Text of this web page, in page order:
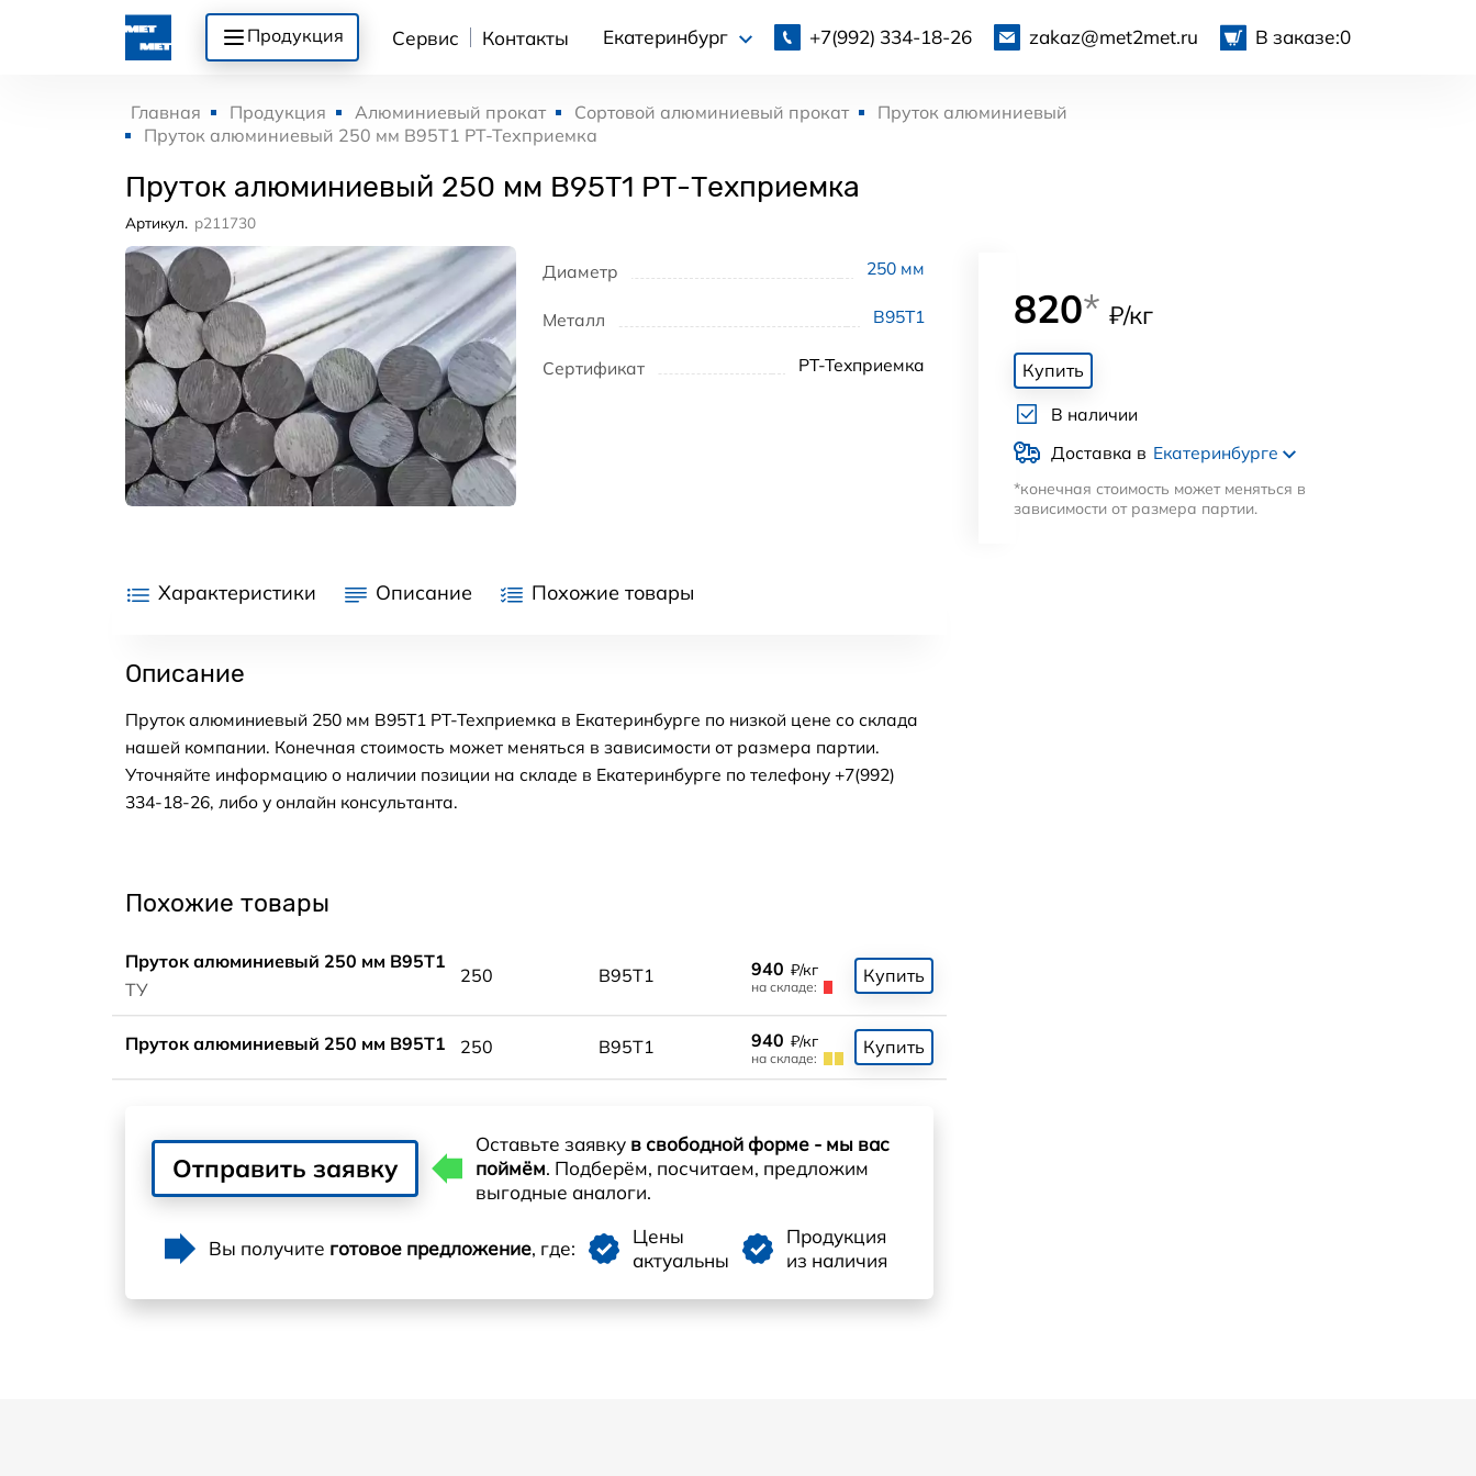
Продукция Сервис Контакты Екатеринбург +7(992) 334-18-26 zakaz@met2met.ru В заказе:0
Главная Продукция Алюминиевый прокат Сортовой алюминиевый прокат
Пруток алюминиевый
Пруток алюминиевый 250 мм В95Т1 РТ-Техприемка
Пруток алюминиевый 250 мм В95Т1 РТ-Техприемка
Артикул. p211730
Диаметр 250 мм
Металл В95Т1
Сертификат РТ-Техприемка
820* ₽/кг
Купить
В наличии
Доставка в Екатеринбурге
*конечная стоимость может меняться в
зависимости от размера партии.
Характеристики Описание Похожие товары
Описание
Пруток алюминиевый 250 мм В95Т1 РТ-Техприемка в Екатеринбурге по низкой цене со склада
нашей компании. Конечная стоимость может меняться в зависимости от размера партии.
Уточняйте информацию о наличии позиции на складе в Екатеринбурге по телефону +7(992)
334-18-26, либо у онлайн консультанта.
Похожие товары
Пруток алюминиевый 250 мм В95Т1
ТУ
250 В95Т1 940 ₽/кг
на складе:
Купить
Пруток алюминиевый 250 мм В95Т1 250 В95Т1 940 ₽/кг
на складе:
Купить
Отправить заявку
Оставьте заявку в свободной форме - мы вас
поймём. Подберём, посчитаем, предложим
выгодные аналоги.
Вы получите готовое предложение, где:
Цены
актуальны
Продукция
из наличия